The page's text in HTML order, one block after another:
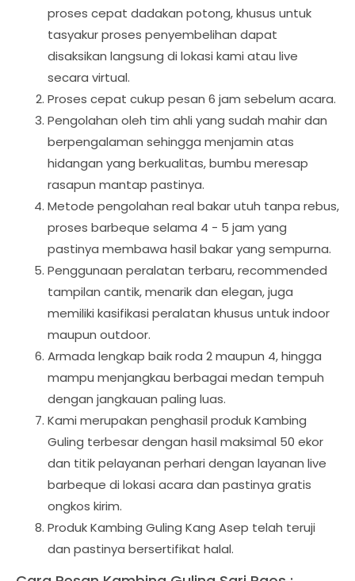
proses cepat dadakan potong, khusus untuk
tasyakur proses penyembelihan dapat
disaksikan langsung di lokasi kami atau live
secara virtual.
Proses cepat cukup pesan 6 jam sebelum acara.
Pengolahan oleh tim ahli yang sudah mahir dan
berpengalaman sehingga menjamin atas
hidangan yang berkualitas, bumbu meresap
rasapun mantap pastinya.
Metode pengolahan real bakar utuh tanpa rebus,
proses barbeque selama 4 - 5 jam yang
pastinya membawa hasil bakar yang sempurna.
Penggunaan peralatan terbaru, recommended
tampilan cantik, menarik dan elegan, juga
memiliki kasifikasi peralatan khusus untuk indoor
maupun outdoor.
Armada lengkap baik roda 2 maupun 4, hingga
mampu menjangkau berbagai medan tempuh
dengan jangkauan paling luas.
Kami merupakan penghasil produk Kambing
Guling terbesar dengan hasil maksimal 50 ekor
dan titik pelayanan perhari dengan layanan live
barbeque di lokasi acara dan pastinya gratis
ongkos kirim.
Produk Kambing Guling Kang Asep telah teruji
dan pastinya bersertifikat halal.